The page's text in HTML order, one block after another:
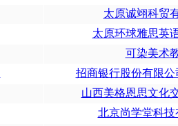
太原诚翊科贸
太原环球雅思英
可染美术
招商银行股份有限
山西美格恩思文化
北京尚学堂科技